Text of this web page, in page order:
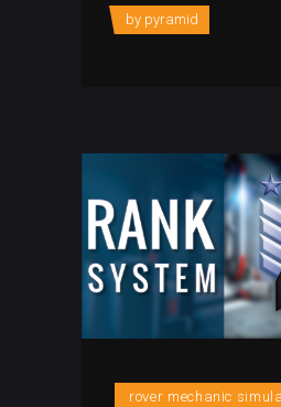
by pyramid
rover mechanic